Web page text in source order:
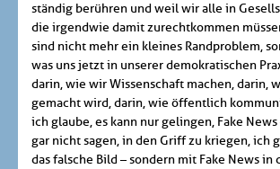
ständig berühren und weil wir alle in
die irgendwie damit zurechtkommen
sind nicht mehr ein kleines Randproblem,
was uns jetzt in unserer demokratischen
darin, wie wir Wissenschaft machen, darin,
gemacht wird, darin, wie öffentlich
ich glaube, es kann nur gelingen, Fake
gar nicht sagen, in den Griff zu kriegen, ich
das falsche Bild – sondern mit Fake News in